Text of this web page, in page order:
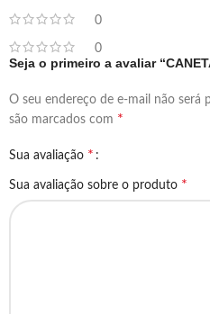
0
0
Seja o primeiro a avaliar
O seu endereço de e-mail não será
são marcados com *
Sua avaliação *
Sua avaliação sobre o produto *